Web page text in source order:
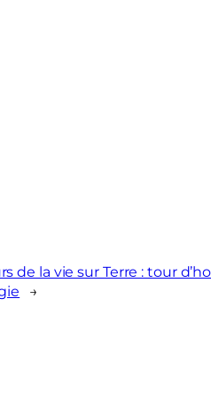
de la vie sur Terre : tour
→